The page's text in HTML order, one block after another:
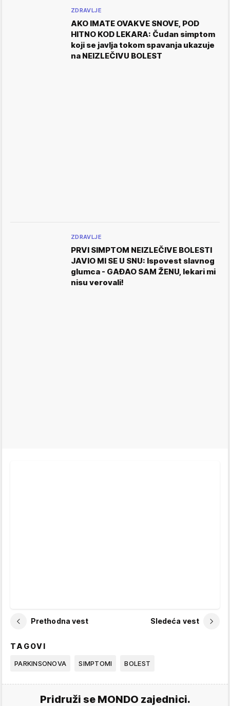
ZDRAVLJE
AKO IMATE OVAKVE SNOVE, POD
HITNO KOD LEKARA: Čudan simptom
koji se javlja tokom spavanja ukazuje
na NEIZLEČIVU BOLEST
ZDRAVLJE
PRVI SIMPTOM NEIZLEČIVE BOLESTI
JAVIO MI SE U SNU: Ispovest slavnog
glumca - GAĐAO SAM ŽENU, lekari mi
nisu verovali!
Prethodna vest Sledeća vest
TAGOVI
PARKINSONOVA SIMPTOMI BOLEST
Pridruži se MONDO zajednici.